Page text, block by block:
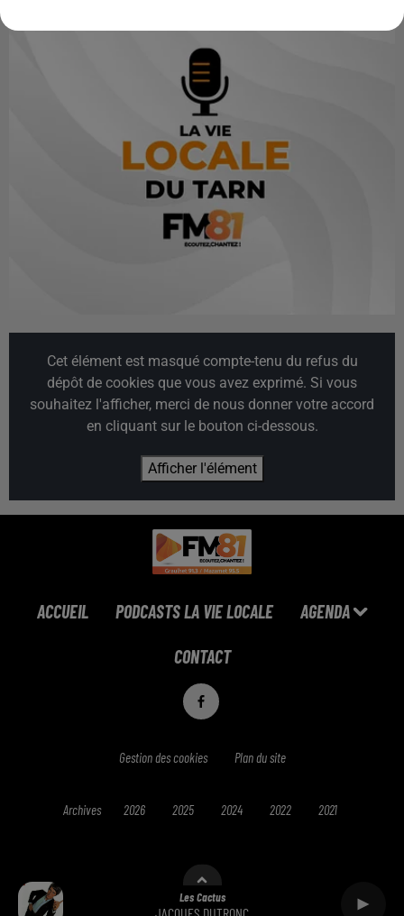
Les Cactus
JACQUES DUTRONC
Cet élément est masqué compte-tenu du refus du
dépôt de cookies que vous avez exprimé. Si vous
souhaitez l'afficher, merci de nous donner votre accord
en cliquant sur le bouton ci-dessous.
Afficher l'élément
ACCUEIL PODCASTS LA VIE LOCALE AGENDA
CONTACT
Gestion des cookies Plan du site
Archives 2026 2025 2024 2022 2021